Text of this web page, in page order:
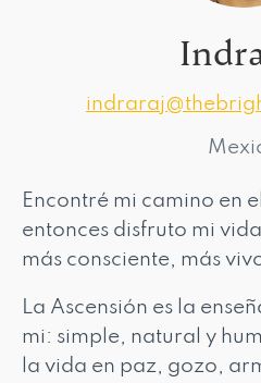
Encontré mi camino en
entonces disfruto mi
más consciente, más
La Ascensión es la
mi: simple, natural y
la vida en paz, gozo,